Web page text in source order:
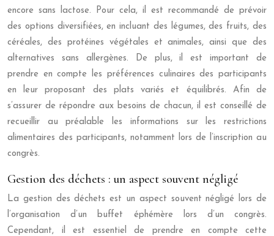
encore sans lactose. Pour cela, il est recommandé de prévoir
des options diversifiées, en incluant des légumes, des fruits, des
céréales, des protéines végétales et animales, ainsi que des
alternatives sans allergènes. De plus, il est important de
prendre en compte les préférences culinaires des participants
en leur proposant des plats variés et équilibrés. Afin de
s’assurer de répondre aux besoins de chacun, il est conseillé de
recueillir au préalable les informations sur les restrictions
alimentaires des participants, notamment lors de l’inscription au
congrès.
Gestion des déchets : un aspect souvent négligé
La gestion des déchets est un aspect souvent négligé lors de
l’organisation d’un buffet éphémère lors d’un congrès.
Cependant, il est essentiel de prendre en compte cette